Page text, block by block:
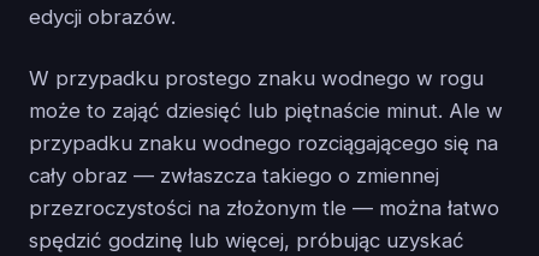
edycji obrazów.
W przypadku prostego znaku wodnego w rogu
może to zająć dziesięć lub piętnaście minut. Ale w
przypadku znaku wodnego rozciągającego się na
cały obraz — zwłaszcza takiego o zmiennej
przezroczystości na złożonym tle — można łatwo
spędzić godzinę lub więcej, próbując uzyskać